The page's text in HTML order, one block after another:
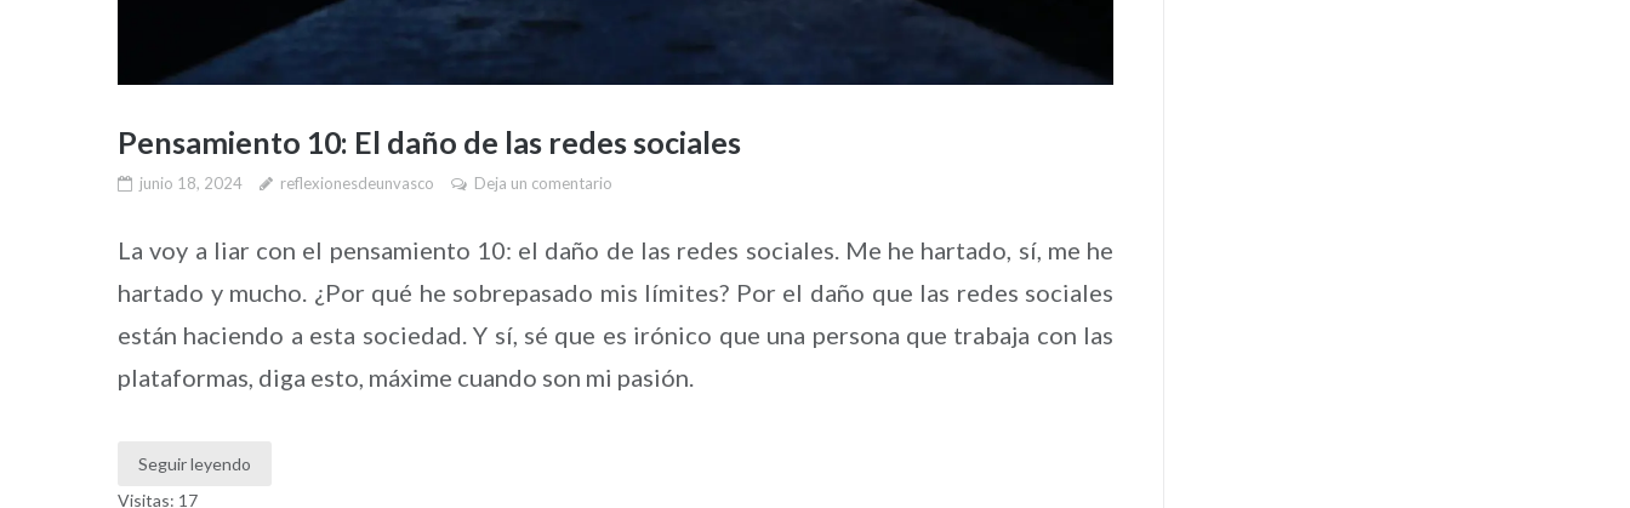
Pensamiento 10: El daño de las redes sociales
junio 18, 2024 reflexionesdeunvasco Deja un comentario
La voy a liar con el pensamiento 10: el daño de las redes sociales. Me he hartado, sí, me he
hartado y mucho. ¿Por qué he sobrepasado mis límites? Por el daño que las redes sociales
están haciendo a esta sociedad. Y sí, sé que es irónico que una persona que trabaja con las
plataformas, diga esto, máxime cuando son mi pasión.
Seguir leyendo
Visitas: 17